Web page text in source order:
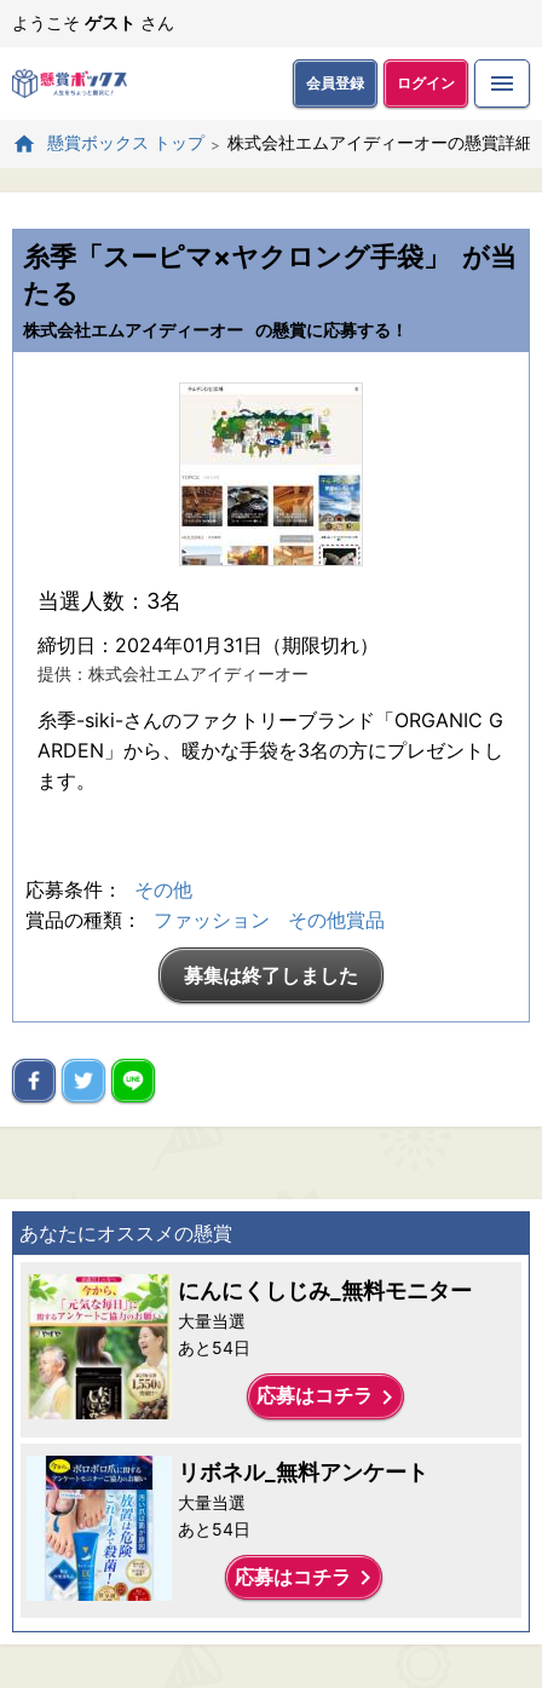
ようこそ ゲスト さん
会員登録 ログイン
懸賞ボックス トップ 株式会社エムアイディーオーの懸賞詳細
糸季「スーピマ×ヤクロング手袋」
が当
たる
株式会社エムアイディーオー の懸賞に応募する！
当選人数：3名
締切日：2024年01月31日（期限切れ）
提供：株式会社エムアイディーオー
糸季-siki-さんのファクトリーブランド「ORGANIC G
ARDEN」から、暖かな手袋を3名の方にプレゼントし
ます。
応募条件：
その他
賞品の種類：
ファッション その他賞品
募集は終了しました
あなたにオススメの懸賞
にんにくしじみ_無料モニター
大量当選
あと54日
応募はコチラ keyboard_arrow_right
リボネル_無料アンケート
大量当選
あと54日
応募はコチラ keyboard_arrow_right